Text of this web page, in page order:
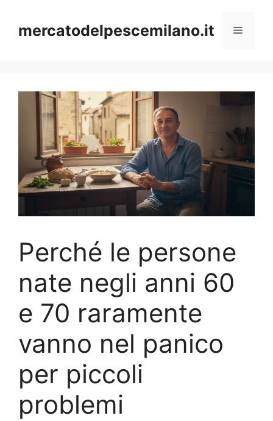
contenuto
mercatodelpescemilano.it Menu
Perché le persone
nate negli anni 60
e 70 raramente
vanno nel panico
per piccoli
problemi